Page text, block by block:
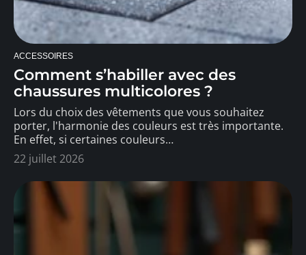
ACCESSOIRES
Comment s’habiller avec des
chaussures multicolores ?
Lors du choix des vêtements que vous souhaitez
porter, l'harmonie des couleurs est très importante.
En effet, si certaines couleurs…
22 juillet 2026